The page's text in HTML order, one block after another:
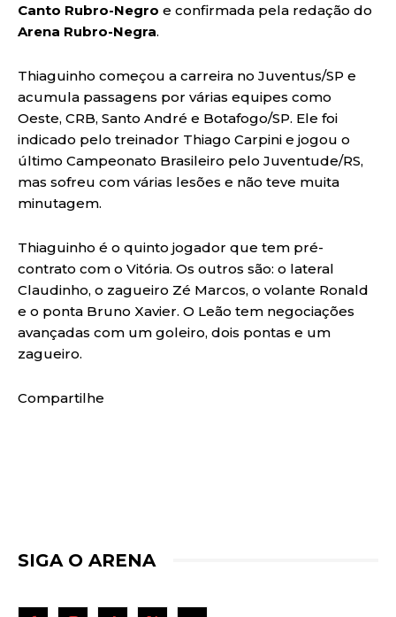
Canto Rubro-Negro e confirmada pela redação do
Arena Rubro-Negra.
Thiaguinho começou a carreira no Juventus/SP e
acumula passagens por várias equipes como
Oeste, CRB, Santo André e Botafogo/SP. Ele foi
indicado pelo treinador Thiago Carpini e jogou o
último Campeonato Brasileiro pelo Juventude/RS,
mas sofreu com várias lesões e não teve muita
minutagem.
Thiaguinho é o quinto jogador que tem pré-
contrato com o Vitória. Os outros são: o lateral
Claudinho, o zagueiro Zé Marcos, o volante Ronald
e o ponta Bruno Xavier. O Leão tem negociações
avançadas com um goleiro, dois pontas e um
zagueiro.
Compartilhe
SIGA O ARENA